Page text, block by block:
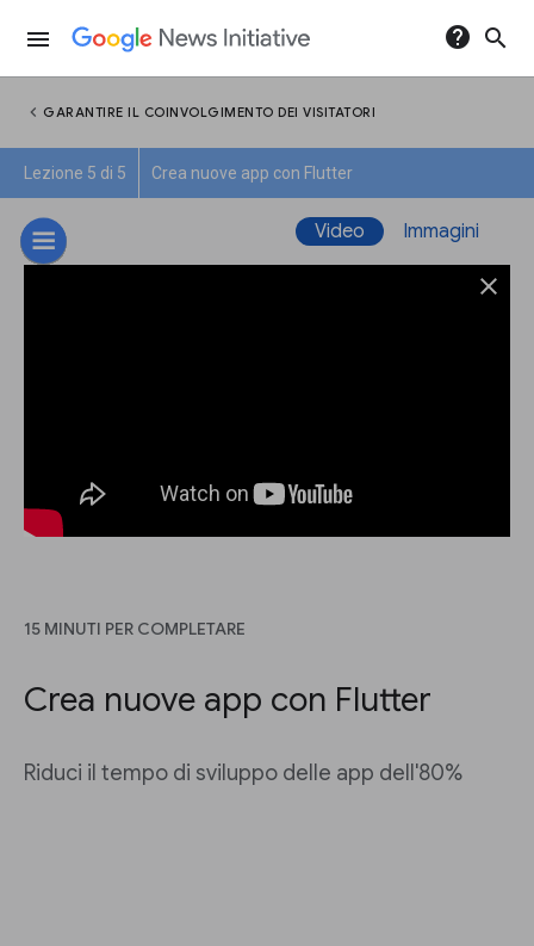
menu help search
chevron_left GARANTIRE IL COINVOLGIMENTO DEI VISITATORI
Lezione 5 di 5 Crea nuove app con Flutter
Video Immagini
close
15 MINUTI PER COMPLETARE
Crea nuove app con Flutter
Riduci il tempo di sviluppo delle app dell'80%